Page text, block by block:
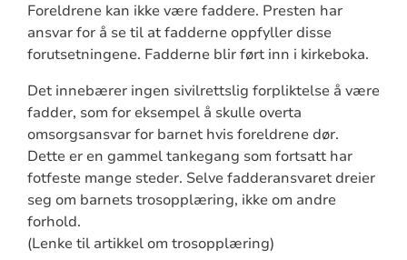
Foreldrene kan ikke være faddere. Presten har
ansvar for å se til at fadderne oppfyller disse
forutsetningene. Fadderne blir ført inn i kirkeboka.
Det innebærer ingen sivilrettslig forpliktelse å være
fadder, som for eksempel å skulle overta
omsorgsansvar for barnet hvis foreldrene dør.
Dette er en gammel tankegang som fortsatt har
fotfeste mange steder. Selve fadderansvaret dreier
seg om barnets trosopplæring, ikke om andre
forhold.
(Lenke til artikkel om trosopplæring)